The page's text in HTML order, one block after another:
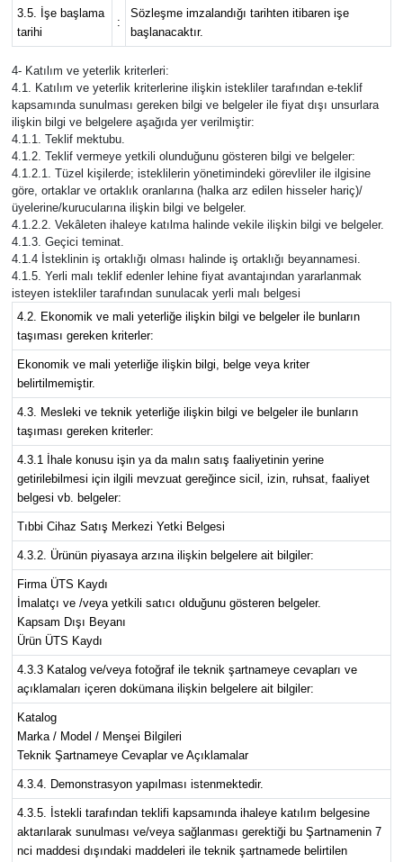
3.5. İşe başlama
tarihi
:
Sözleşme imzalandığı tarihten itibaren işe
başlanacaktır.
4- Katılım ve yeterlik kriterleri:
4.1. Katılım ve yeterlik kriterlerine ilişkin istekliler tarafından e-teklif
kapsamında sunulması gereken bilgi ve belgeler ile fiyat dışı unsurlara
ilişkin bilgi ve belgelere aşağıda yer verilmiştir:
4.1.1. Teklif mektubu.
4.1.2. Teklif vermeye yetkili olunduğunu gösteren bilgi ve belgeler:
4.1.2.1. Tüzel kişilerde; isteklilerin yönetimindeki görevliler ile ilgisine
göre, ortaklar ve ortaklık oranlarına (halka arz edilen hisseler hariç)/
üyelerine/kurucularına ilişkin bilgi ve belgeler.
4.1.2.2. Vekâleten ihaleye katılma halinde vekile ilişkin bilgi ve belgeler.
4.1.3. Geçici teminat.
4.1.4 İsteklinin iş ortaklığı olması halinde iş ortaklığı beyannamesi.
4.1.5. Yerli malı teklif edenler lehine fiyat avantajından yararlanmak
isteyen istekliler tarafından sunulacak yerli malı belgesi
4.2. Ekonomik ve mali yeterliğe ilişkin bilgi ve belgeler ile bunların
taşıması gereken kriterler:
Ekonomik ve mali yeterliğe ilişkin bilgi, belge veya kriter
belirtilmemiştir.
4.3. Mesleki ve teknik yeterliğe ilişkin bilgi ve belgeler ile bunların
taşıması gereken kriterler:
4.3.1 İhale konusu işin ya da malın satış faaliyetinin yerine
getirilebilmesi için ilgili mevzuat gereğince sicil, izin, ruhsat, faaliyet
belgesi vb. belgeler:
Tıbbi Cihaz Satış Merkezi Yetki Belgesi
4.3.2. Ürünün piyasaya arzına ilişkin belgelere ait bilgiler:
Firma ÜTS Kaydı
İmalatçı ve /veya yetkili satıcı olduğunu gösteren belgeler.
Kapsam Dışı Beyanı
Ürün ÜTS Kaydı
4.3.3 Katalog ve/veya fotoğraf ile teknik şartnameye cevapları ve
açıklamaları içeren dokümana ilişkin belgelere ait bilgiler:
Katalog
Marka / Model / Menşei Bilgileri
Teknik Şartnameye Cevaplar ve Açıklamalar
4.3.4. Demonstrasyon yapılması istenmektedir.
4.3.5. İstekli tarafından teklifi kapsamında ihaleye katılım belgesine
aktarılarak sunulması ve/veya sağlanması gerektiği bu Şartnamenin 7
nci maddesi dışındaki maddeleri ile teknik şartnamede belirtilen